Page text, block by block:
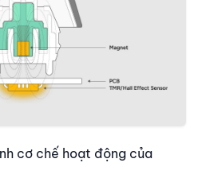
cơ chế hoạt động của